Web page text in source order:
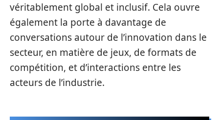
véritablement global et inclusif. Cela ouvre
également la porte à davantage de
conversations autour de l’innovation dans le
secteur, en matière de jeux, de formats de
compétition, et d’interactions entre les
acteurs de l’industrie.